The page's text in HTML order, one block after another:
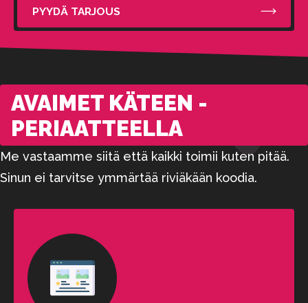
PYYDÄ TARJOUS
AVAIMET KÄTEEN -
PERIAATTEELLA
Me vastaamme siitä että kaikki toimii kuten pitää.
Sinun ei tarvitse ymmärtää riviäkään koodia.